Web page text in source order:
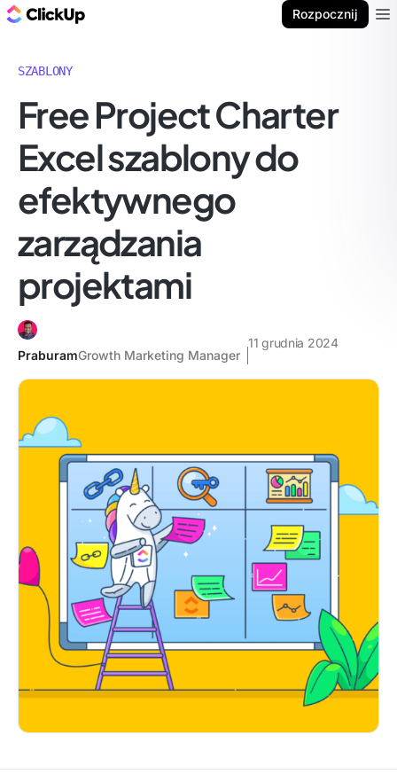
Rozpocznij
SZABLONY
Free Project Charter
Excel szablony do
efektywnego
zarządzania
projektami
PraburamGrowth Marketing Manager
11 grudnia 2024